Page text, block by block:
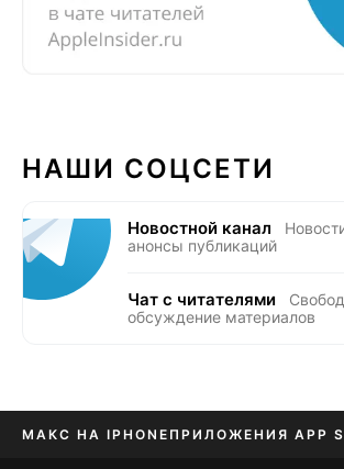
НАШИ СОЦСЕТИ
Новостной канал
анонсы публикаций
Чат с читателями
обсуждение материалов
МАКС НА IPHONE ПРИЛОЖЕНИЯ APP